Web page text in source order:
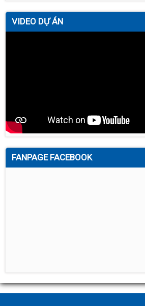
VIDEO DỰ ÁN
FANPAGE FACEBOOK